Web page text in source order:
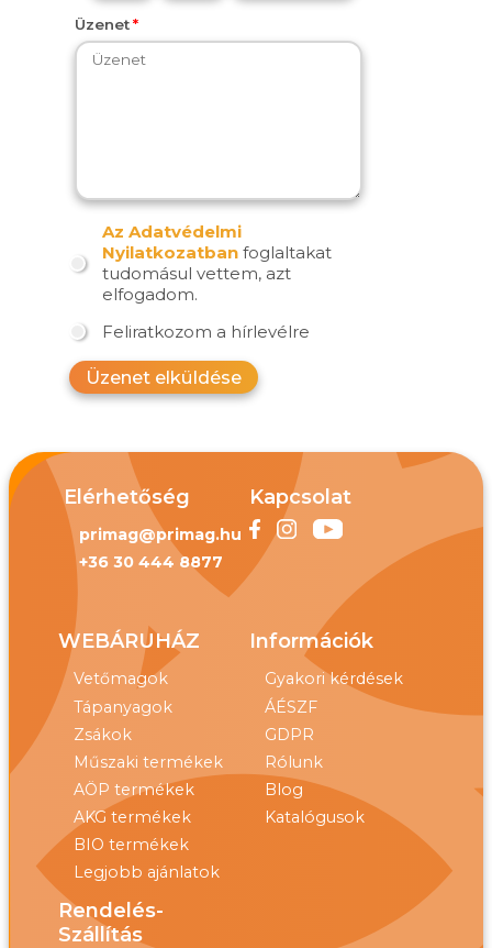
Üzenet
Az Adatvédelmi
Nyilatkozatban foglaltakat
tudomásul vettem, azt
elfogadom.
Feliratkozom a hírlevélre
Üzenet elküldése
Elérhetőség
primag@primag.hu
+36 30 444 8877
Kapcsolat
WEBÁRUHÁZ
Vetőmagok
Tápanyagok
Zsákok
Műszaki termékek
AÖP termékek
AKG termékek
BIO termékek
Legjobb ajánlatok
Információk
Gyakori kérdések
ÁÉSZF
GDPR
Rólunk
Blog
Katalógusok
Rendelés-
Szállítás